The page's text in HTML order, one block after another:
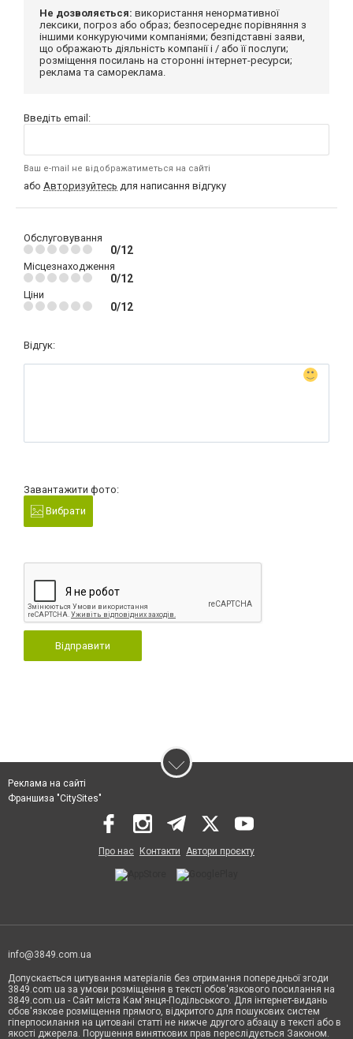
Не дозволяється: використання ненормативної
лексики, погроз або образ; безпосереднє порівняння з
іншими конкуруючими компаніями; безпідставні заяви,
що ображають діяльність компанії і / або її послуги;
розміщення посилань на сторонні інтернет-ресурси;
реклама та самореклама.
Введіть email:
Ваш e-mail не відображатиметься на сайті
або Авторизуйтесь для написання відгуку
Обслуговування
0/12
Місцезнаходження
0/12
Ціни
0/12
Відгук:
Завантажити фото:
Вибрати
Відправити
Реклама на сайті
Франшиза "CitySites"
Про нас Контакти Автори проєкту
info@3849.com.ua
Допускається цитування матеріалів без отримання попередньої згоди
3849.com.ua за умови розміщення в тексті обов'язкового посилання на
3849.com.ua - Сайт міста Кам'янця-Подільського. Для інтернет-видань
обов'язкове розміщення прямого, відкритого для пошукових систем
гіперпосилання на цитовані статті не нижче другого абзацу в тексті або в
якості джерела. Порушення виняткових прав переслідується Законом.